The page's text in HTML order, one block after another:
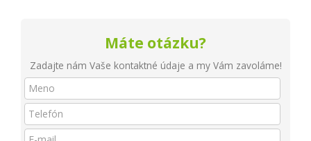
Máte otázku?
Zadajte nám Vaše kontaktné údaje a my Vám zavoláme!